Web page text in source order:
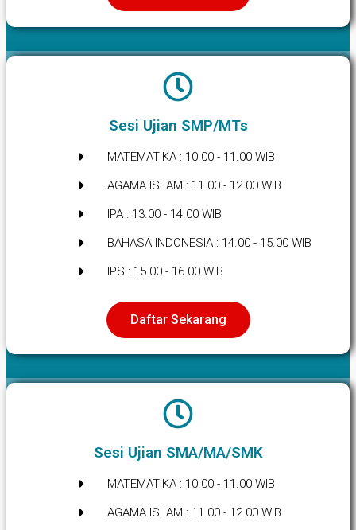
Sesi Ujian SMP/MTs
MATEMATIKA : 10.00 - 11.00 WIB
AGAMA ISLAM : 11.00 - 12.00 WIB
IPA : 13.00 - 14.00 WIB
BAHASA INDONESIA : 14.00 - 15.00 WIB
IPS : 15.00 - 16.00 WIB
Daftar Sekarang
Sesi Ujian SMA/MA/SMK
MATEMATIKA : 10.00 - 11.00 WIB
AGAMA ISLAM : 11.00 - 12.00 WIB